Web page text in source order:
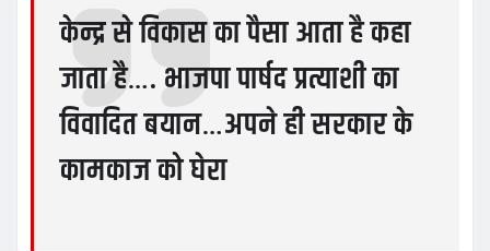
केन्द्र से विकास का पैसा आता है कहा
जाता है…. भाजपा पार्षद प्रत्याशी का
विवादित बयान…अपने ही सरकार के
कामकाज को घेरा